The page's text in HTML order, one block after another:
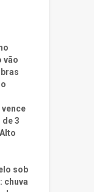
vão
3
sob
chuva